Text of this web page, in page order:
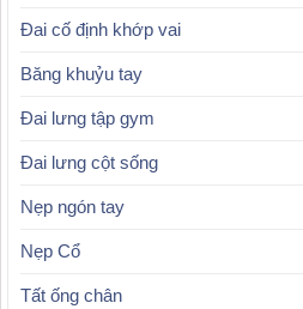
Đai cố định khớp vai
Băng khuỷu tay
Đai lưng tập gym
Đai lưng cột sống
Nẹp ngón tay
Nẹp Cổ
Tất ống chân